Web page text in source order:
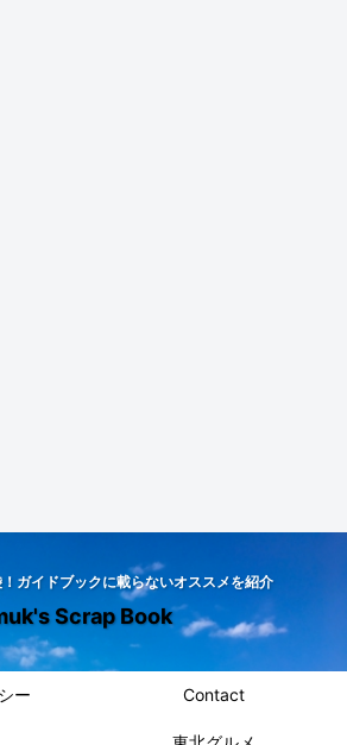
ガイドブックに載らないオススメを紹介
Scrap Book
ー Contact